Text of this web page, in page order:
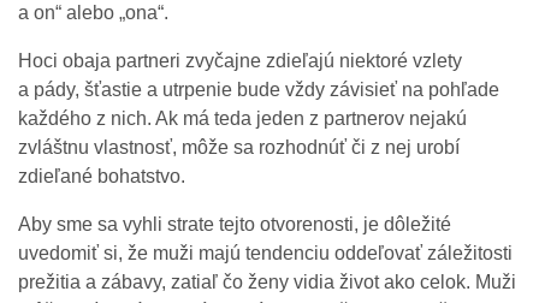
a on“ alebo „ona“.
Hoci obaja partneri zvyčajne zdieľajú niektoré vzlety
a pády, šťastie a utrpenie bude vždy závisieť na pohľade
každého z nich. Ak má teda jeden z partnerov nejakú
zvláštnu vlastnosť, môže sa rozhodnúť či z nej urobí
zdieľané bohatstvo.
Aby sme sa vyhli strate tejto otvorenosti, je dôležité
uvedomiť si, že muži majú tendenciu oddeľovať záležitosti
prežitia a zábavy, zatiaľ čo ženy vidia život ako celok. Muži